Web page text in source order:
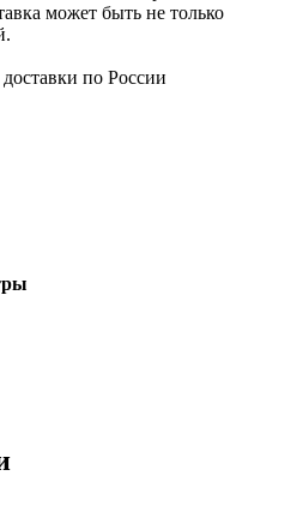
может быть не только
по России